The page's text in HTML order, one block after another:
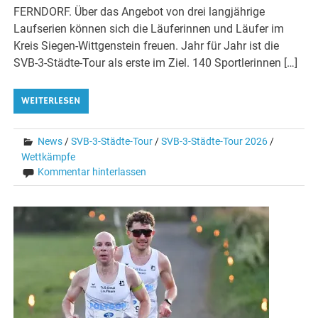
FERNDORF. Über das Angebot von drei langjährige
Laufserien können sich die Läuferinnen und Läufer im
Kreis Siegen-Wittgenstein freuen. Jahr für Jahr ist die
SVB-3-Städte-Tour als erste im Ziel. 140 Sportlerinnen […]
WEITERLESEN
News /SVB-3-Städte-Tour /SVB-3-Städte-Tour 2026 /
Wettkämpfe
Kommentar hinterlassen